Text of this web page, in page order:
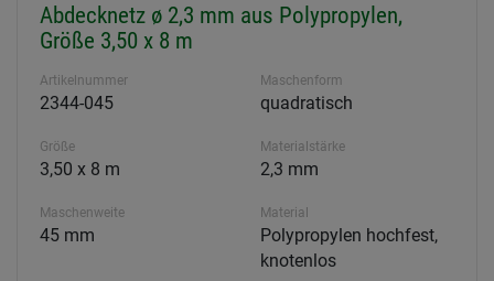
Abdecknetz ø 2,3 mm aus Polypropylen,
Größe 3,50 x 8 m
Artikelnummer
2344-045
Maschenform
quadratisch
Größe
3,50 x 8 m
Materialstärke
2,3 mm
Maschenweite
45 mm
Material
Polypropylen hochfest,
knotenlos